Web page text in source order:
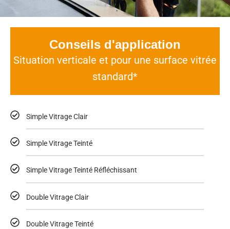
Conseils d'application
Situation verticale et pour une surface vitrée
standard*
Simple Vitrage Clair
Simple Vitrage Teinté
Simple Vitrage Teinté Réfléchissant
Double Vitrage Clair
Double Vitrage Teinté